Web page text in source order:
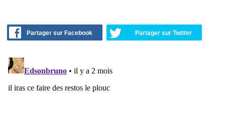
Partager sur Facebook Partager sur Twitter